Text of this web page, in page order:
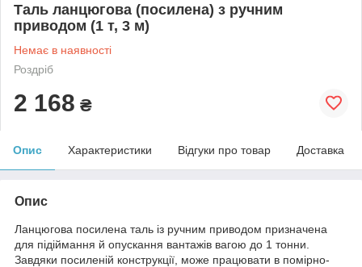
Таль ланцюгова (посилена) з ручним
приводом (1 т, 3 м)
Немає в наявності
Роздріб
2 168 ₴
Опис Характеристики Відгуки про товар Доставка
Опис
Ланцюгова посилена таль із ручним приводом призначена
для підіймання й опускання вантажів вагою до 1 тонни.
Завдяки посиленій конструкції, може працювати в помірно-